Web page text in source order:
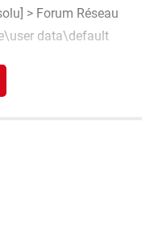
> Forum Réseau
data\default
VirtualBox